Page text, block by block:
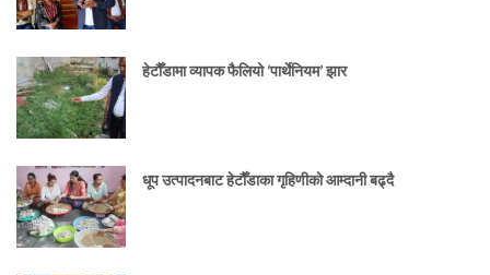
हेटौँडामा व्यापक फैलियो ‘पार्थेनियम’ झार
धूप उत्पादनबाट हेटौँडाका गृहिणीको आम्दानी बढ्दै